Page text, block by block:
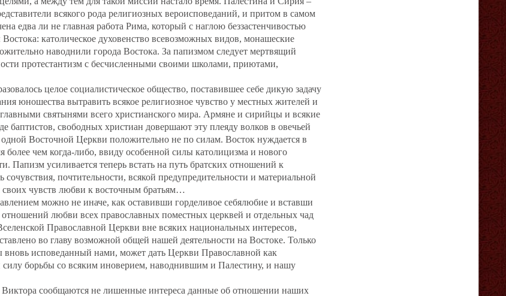
всякого рода религиозных вероисповеданий, и притом в самом
едва ли не главная работа Рима, который с наглою беззастенчивостью
Востока: католическое духовенство всевозможных видов, монашеские
наводнили города Востока. За папизмом следует мертвящий
протестантизм с бесчисленными своими школами, приютами,
целое социалистическое общество, поставившее себе дикую задачу
юношества вытравить всякое религиозное чувство у местных жителей и
святынями всего христианского мира. Армяне и сирийцы и всякие
баптистов, свободных христиан довершают эту плеяду волков в овечьей
Восточной Церкви положительно не по силам. Восток нуждается в
чем когда‐либо, ввиду особенной силы католицизма и нового
Папизм усиливается теперь встать на путь братских отношений к
почтительности, всякой предупредительности и материальной
чувств любви к восточным братьям…
можно не иначе, как оставивши горделивое себялюбие и вставши
отношений любви всех православных поместных церквей и отдельных чад
Православной Церкви вне всяких национальных интересов,
во главу возможной общей нашей деятельности на Востоке. Только
вновь исповеданный нами, может дать Церкви Православной как
борьбы со всяким иноверием, наводнившим и Палестину, и нашу
Виктора сообщаются не лишенные интереса данные об отношении наших